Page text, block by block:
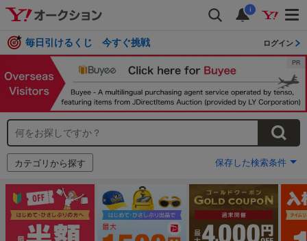
i
毎日引けるくじ 今すぐ挑戦 ログイン
カテゴリから探す 保存した検索条件